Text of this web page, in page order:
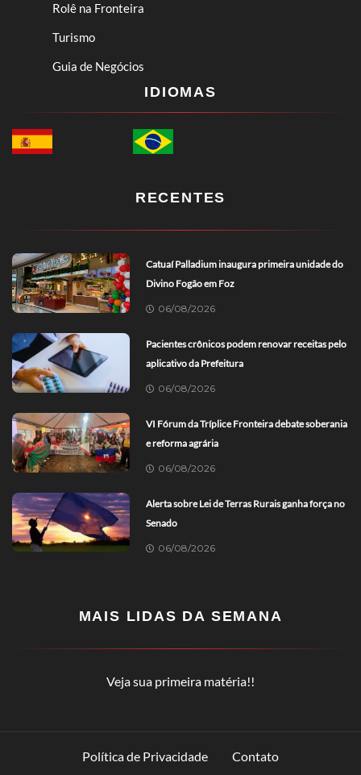
Rolê na Fronteira
Turismo
Guia de Negócios
IDIOMAS
RECENTES
Catuaí Palladium inaugura primeira unidade do
Divino Fogão em Foz
06/08/2026
Pacientes crônicos podem renovar receitas pelo
aplicativo da Prefeitura
06/08/2026
VI Fórum da Tríplice Fronteira debate soberania
e reforma agrária
06/08/2026
Alerta sobre Lei de Terras Rurais ganha força no
Senado
06/08/2026
MAIS LIDAS DA SEMANA
Veja sua primeira matéria!!
Política de Privacidade Contato